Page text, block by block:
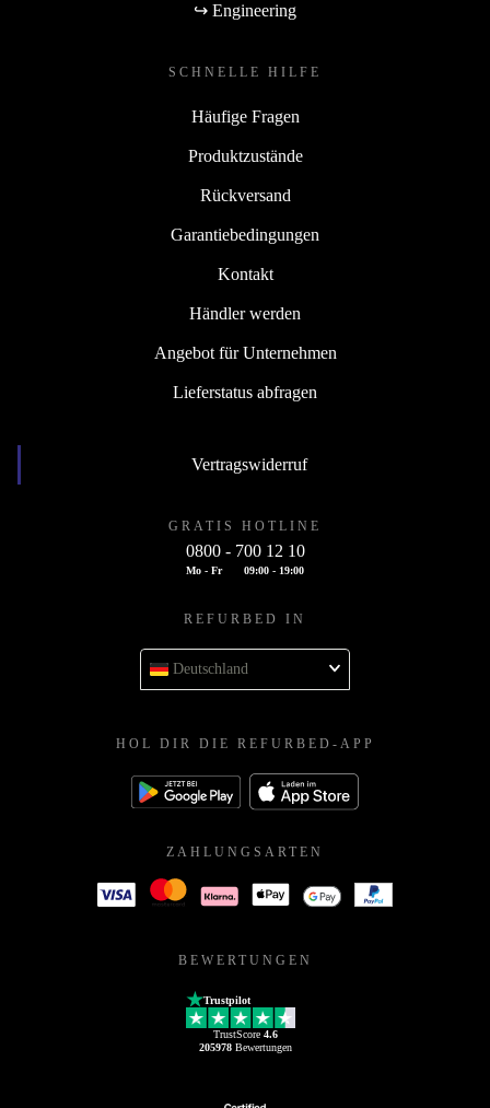
↪ Engineering
SCHNELLE HILFE
Häufige Fragen
Produktzustände
Rückversand
Garantiebedingungen
Kontakt
Händler werden
Angebot für Unternehmen
Lieferstatus abfragen
Vertragswiderruf
GRATIS HOTLINE
0800 - 700 12 10
Mo - Fr 09:00 - 19:00
REFURBED IN
Deutschland
HOL DIR DIE REFURBED-APP
ZAHLUNGSARTEN
BEWERTUNGEN
Trustpilot
TrustScore 4.6
205978Bewertungen